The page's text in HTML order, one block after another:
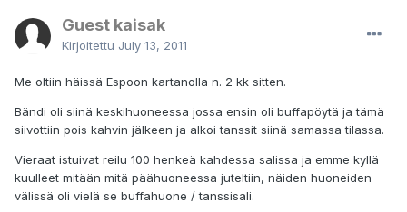
Guest kaisak
Kirjoitettu July 13, 2011
Me oltiin häissä Espoon kartanolla n. 2 kk sitten.
Bändi oli siinä keskihuoneessa jossa ensin oli buffapöytä ja tämä
siivottiin pois kahvin jälkeen ja alkoi tanssit siinä samassa tilassa.
Vieraat istuivat reilu 100 henkeä kahdessa salissa ja emme kyllä
kuulleet mitään mitä päähuoneessa juteltiin, näiden huoneiden
välissä oli vielä se buffahuone / tanssisali.